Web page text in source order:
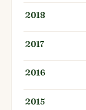
2018
2017
2016
2015